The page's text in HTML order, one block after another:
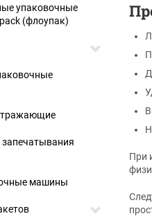
При
упаковочные
(флоупак)
машины